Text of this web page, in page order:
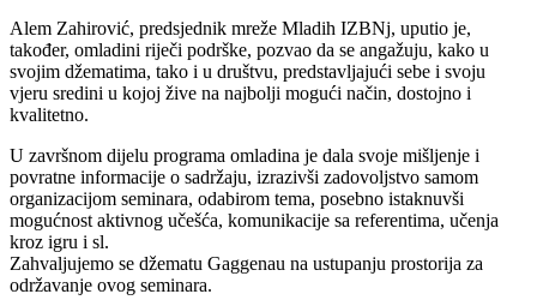
Alem Zahirović, predsjednik mreže Mladih IZBNj, uputio je,
također, omladini riječi podrške, pozvao da se angažuju, kako u
svojim džematima, tako i u društvu, predstavljajući sebe i svoju
vjeru sredini u kojoj žive na najbolji mogući način, dostojno i
kvalitetno.
U završnom dijelu programa omladina je dala svoje mišljenje i
povratne informacije o sadržaju, izrazivši zadovoljstvo samom
organizacijom seminara, odabirom tema, posebno istaknuvši
mogućnost aktivnog učešća, komunikacije sa referentima, učenja
kroz igru i sl.
Zahvaljujemo se džematu Gaggenau na ustupanju prostorija za
održavanje ovog seminara.